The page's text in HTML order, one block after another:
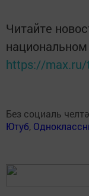
Читайте
https://
Без социаль
Ютуб,